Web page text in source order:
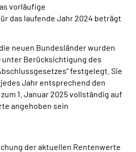
vorläufige
das laufende Jahr 2024 beträgt
neuen Bundesländer wurden
unter Berücksichtigung des
festgelegt. Sie
Jahr entsprechend den
1. Januar 2025 vollständig auf
angehoben sein
der aktuellen Rentenwerte